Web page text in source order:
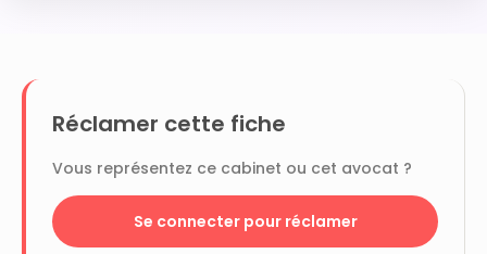
Réclamer cette fiche
Vous représentez ce cabinet ou cet avocat ?
Se connecter pour réclamer